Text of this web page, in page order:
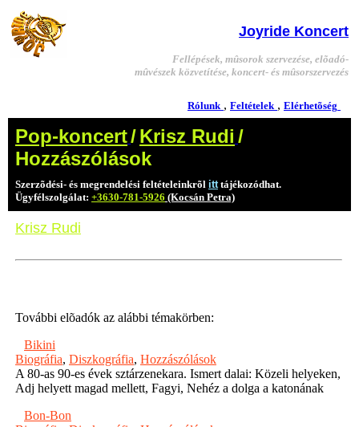
Joyride Koncert
Fellépések, mûsorok szervezése, elõadó-
mûvészek közvetítése, koncert- és mûsorszervezés
Rólunk , Feltételek , Elérhetõség
Pop-koncert/Krisz Rudi /
Hozzászólások
Szerzõdési- és megrendelési feltételeinkrõl itttájékozódhat.
Ügyfélszolgálat: +3630-781-5926 (Kocsán Petra)
Krisz Rudi
További elõadók az alábbi témakörben:
Bikini
Biográfia, Diszkográfia, Hozzászólások
A 80-as 90-es évek sztárzenekara. Ismert dalai: Közeli helyeken,
Adj helyett magad mellett, Fagyi, Nehéz a dolga a katonának
Bon-Bon